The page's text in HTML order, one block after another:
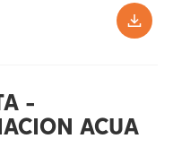
-
ACUA